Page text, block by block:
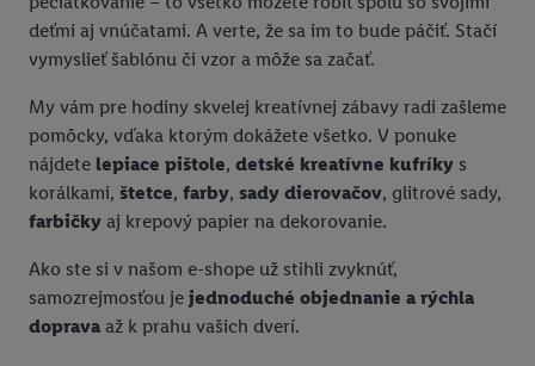
deťmi aj vnúčatami. A verte, že sa im to bude páčiť. Stačí
vymyslieť šablónu či vzor a môže sa začať.
My vám pre hodiny skvelej kreatívnej zábavy radi zašleme
pomôcky, vďaka ktorým dokážete všetko. V ponuke
nájdete lepiace pištole, detské kreatívne kufríky s
korálkami, štetce, farby, sady dierovačov, glitrové sady,
farbičky aj krepový papier na dekorovanie.
Ako ste si v našom e-shope už stihli zvyknúť,
samozrejmosťou je jednoduché objednanie a rýchla
doprava až k prahu vašich dverí.